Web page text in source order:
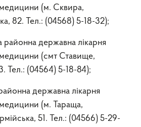
(м. Сквира,
82. Тел.: (04568) 5-18-32);
районна державна лікарня
(смт Ставище,
Тел.: (04564) 5-18-84);
державна лікарня
(м. Тараща,
51. Тел.: (04566) 5-29-